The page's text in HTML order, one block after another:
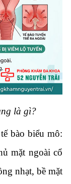
là gì?
bào biểu mô:
mặt ngoài cổ
nhạt, bề mặt